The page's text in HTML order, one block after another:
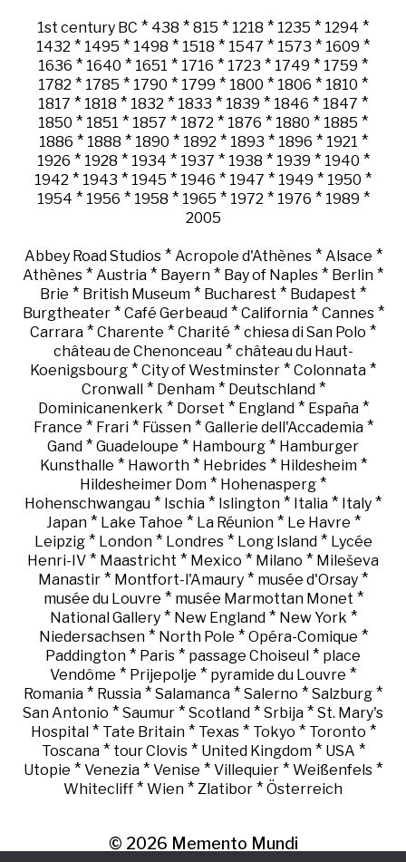
1st century BC * 438 * 815 * 1218 * 1235 * 1294 *
1432 * 1495 * 1498 * 1518 * 1547 * 1573 * 1609 *
1636 * 1640 * 1651 * 1716 * 1723 * 1749 * 1759 *
1782 * 1785 * 1790 * 1799 * 1800 * 1806 * 1810 *
1817 * 1818 * 1832 * 1833 * 1839 * 1846 * 1847 *
1850 * 1851 * 1857 * 1872 * 1876 * 1880 * 1885 *
1886 * 1888 * 1890 * 1892 * 1893 * 1896 * 1921 *
1926 * 1928 * 1934 * 1937 * 1938 * 1939 * 1940 *
1942 * 1943 * 1945 * 1946 * 1947 * 1949 * 1950 *
1954 * 1956 * 1958 * 1965 * 1972 * 1976 * 1989 *
2005
Abbey Road Studios* Acropole d'Athènes* Alsace *
Athènes * Austria * Bayern * Bay of Naples * Berlin *
Brie * British Museum * Bucharest * Budapest *
Burgtheater* Café Gerbeaud* California* Cannes*
Carrara * Charente * Charité * chiesa di San Polo *
château de Chenonceau* château du Haut-
Koenigsbourg * City of Westminster * Colonnata *
Cronwall * Denham* Deutschland*
Dominicanenkerk * Dorset * England* España*
France * Frari* Füssen* Gallerie dell'Accademia*
Gand * Guadeloupe * Hambourg * Hamburger
Kunsthalle * Haworth* Hebrides* Hildesheim*
Hildesheimer Dom * Hohenasperg *
Hohenschwangau * Ischia * Islington * Italia * Italy *
Japan* Lake Tahoe * La Réunion* Le Havre *
Leipzig* London* Londres* Long Island* Lycée
Henri-IV * Maastricht * Mexico * Milano * Mileševa
Manastir * Montfort-l'Amaury * musée d'Orsay *
musée du Louvre * musée Marmottan Monet *
National Gallery* New England* New York *
Niedersachsen* North Pole * Opéra-Comique *
Paddington * Paris * passage Choiseul * place
Vendôme * Prijepolje * pyramide du Louvre *
Romania * Russia * Salamanca * Salerno * Salzburg *
San Antonio * Saumur * Scotland * Srbija * St. Mary's
Hospital* Tate Britain* Texas* Tokyo * Toronto *
Toscana* tour Clovis* United Kingdom* USA *
Utopie * Venezia * Venise * Villequier * Weißenfels *
Whitecliff * Wien * Zlatibor * Österreich
© 2026 Memento Mundi